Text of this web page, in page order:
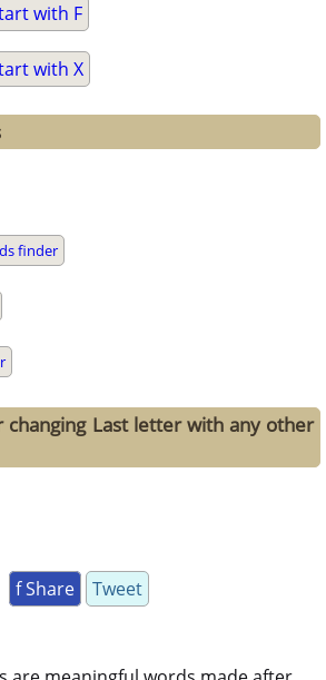
with F
with X
finder
changing Last letter with any other
f Share Tweet